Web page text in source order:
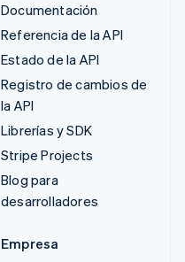
Documentación
Referencia de la API
Estado de la API
Registro de cambios de
la API
Librerías y SDK
Stripe Projects
Blog para
desarrolladores
Empresa